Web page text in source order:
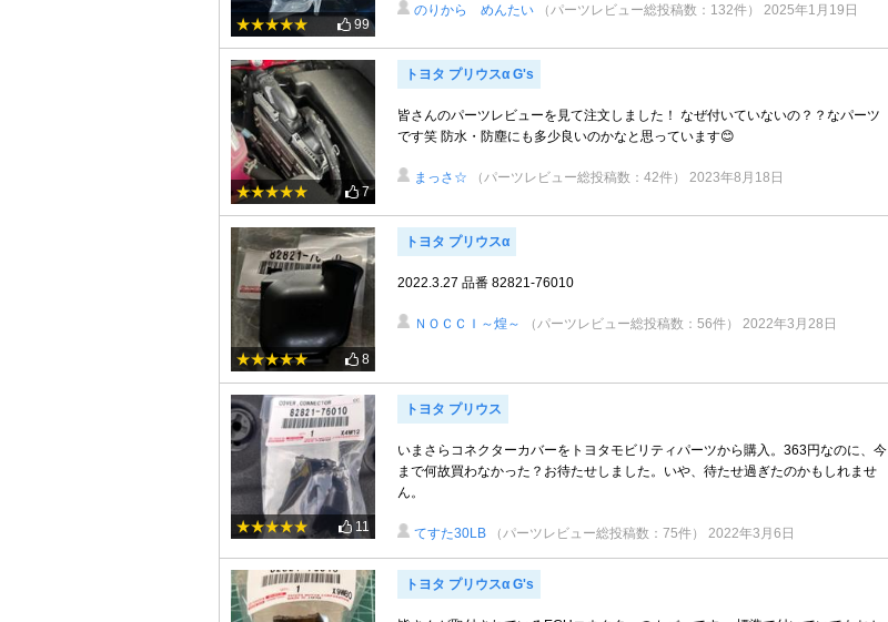
99
のりから めんたい （パーツレビュー総投稿数：132件） 2025年1月19日
7
トヨタ プリウスα G's
皆さんのパーツレビューを見て注文しました！ なぜ付いていないの？？なパーツ
です笑 防水・防塵にも多少良いのかなと思っています😊
まっさ☆ （パーツレビュー総投稿数：42件） 2023年8月18日
8
トヨタ プリウスα
2022.3.27 品番 82821-76010
ＮＯＣＣＩ～煌～ （パーツレビュー総投稿数：56件） 2022年3月28日
11
トヨタ プリウス
いまさらコネクターカバーをトヨタモビリティパーツから購入。363円なのに、今
まで何故買わなかった？お待たせしました。いや、待たせ過ぎたのかもしれませ
ん。
てすた30LB （パーツレビュー総投稿数：75件） 2022年3月6日
トヨタ プリウスα G's